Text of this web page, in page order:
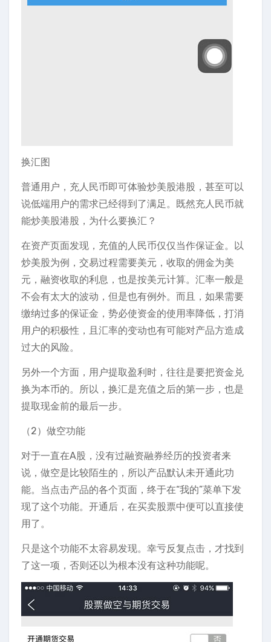
换汇图
普通用户，充人民币即可体验炒美股港股，甚至可以
说低端用户的需求已经得到了满足。既然充人民币就
能炒美股港股，为什么要换汇？
在资产页面发现，充值的人民币仅仅当作保证金。以
炒美股为例，交易过程需要美元，收取的佣金为美
元，融资收取的利息，也是按美元计算。汇率一般是
不会有太大的波动，但是也有例外。而且，如果需要
缴纳过多的保证金，势必使资金的使用率降低，打消
用户的积极性，且汇率的变动也有可能对产品方造成
过大的风险。
另外一个方面，用户提取盈利时，往往是要把资金兑
换为本币的。所以，换汇是充值之后的第一步，也是
提取现金前的最后一步。
（2）做空功能
对于一直在A股，没有过融资融券经历的投资者来
说，做空是比较陌生的，所以产品默认未开通此功
能。当点击产品的各个页面，终于在“我的”菜单下发
现了这个功能。开通后，在买卖股票中便可以直接使
用了。
只是这个功能不太容易发现。幸亏反复点击，才找到
了这一项，否则还以为根本没有这种功能呢。